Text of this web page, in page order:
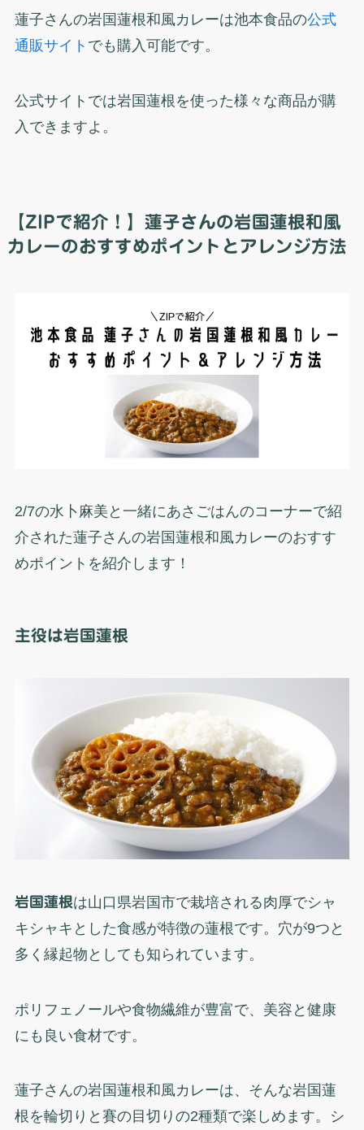
蓮子さんの岩国蓮根和風カレーは池本食品の公式
通販サイト でも購入可能です。
公式サイトでは岩国蓮根を使った様々な商品が購
入できますよ。
【ZIPで紹介！】蓮子さんの岩国蓮根和風
カレーのおすすめポイントとアレンジ方法
2/7の水卜麻美と一緒にあさごはんのコーナーで紹
介された蓮子さんの岩国蓮根和風カレーのおすす
めポイントを紹介します！
主役は岩国蓮根
岩国蓮根は山口県岩国市で栽培される肉厚でシャ
キシャキとした食感が特徴の蓮根です。穴が9つと
多く縁起物としても知られています。
ポリフェノールや食物繊維が豊富で、美容と健康
にも良い食材です。
蓮子さんの岩国蓮根和風カレーは、そんな岩国蓮
根を輪切りと賽の目切りの2種類で楽しめます。シ